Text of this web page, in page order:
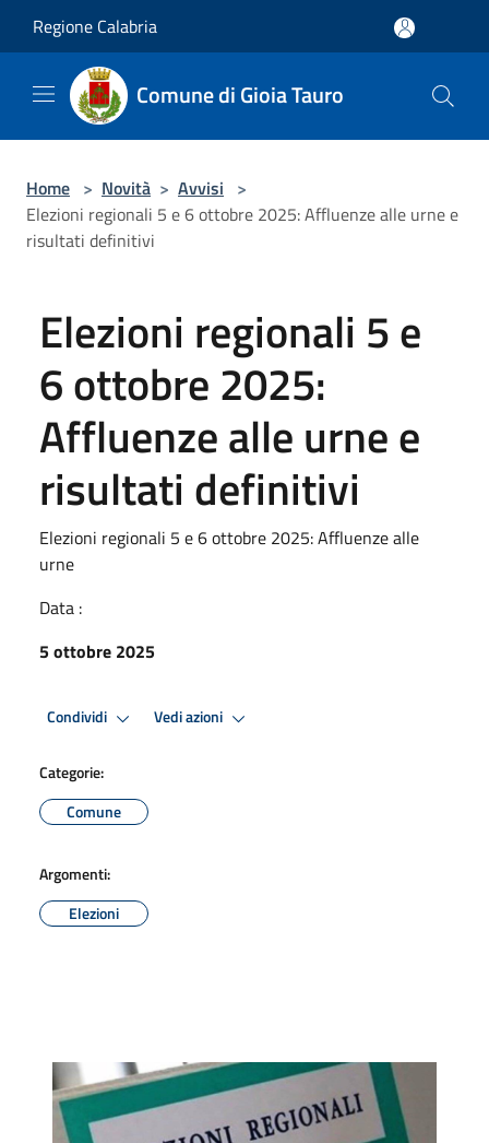
Regione Calabria
Comune di Gioia Tauro
Home > Novità > Avvisi >
Elezioni regionali 5 e 6 ottobre 2025: Affluenze alle urne e
risultati definitivi
Elezioni regionali 5 e
6 ottobre 2025:
Affluenze alle urne e
risultati definitivi
Elezioni regionali 5 e 6 ottobre 2025: Affluenze alle
urne
Data :
5 ottobre 2025
Condividi Vedi azioni
Categorie:
Comune
Argomenti:
Elezioni